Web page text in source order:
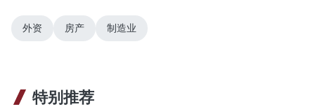
外资 房产 制造业
特别推荐